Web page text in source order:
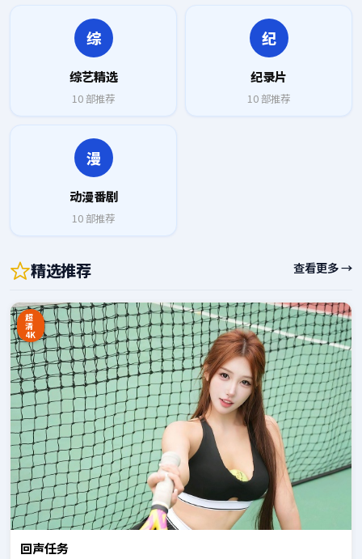
综
综艺精选
10部推荐
纪
纪录片
10部推荐
漫
动漫番剧
10部推荐
精选推荐 查看更多 →
超
清
4K
回声任务